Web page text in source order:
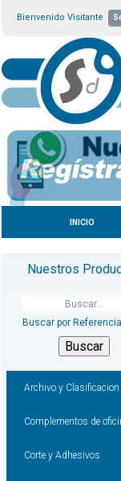
Bienvenido Visitante
INICIO
Nuestros
Buscar por Referencia
Archivo y Clasificacion
Complementos de
Corte y Adhesivos